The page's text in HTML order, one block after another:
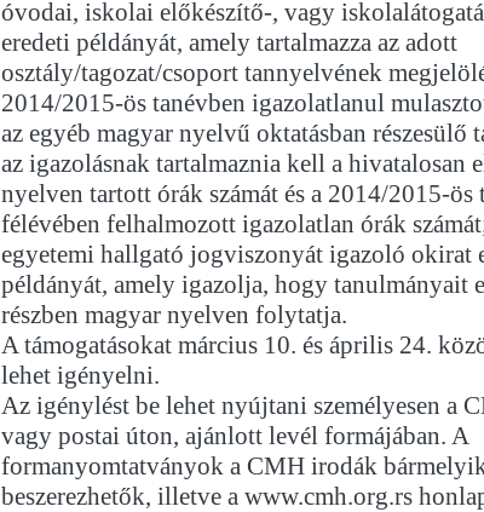
óvodai, iskolai előkészítő-, vagy
eredeti példányát, amely tartalmazza az adott
osztály/tagozat/csoport tannyelvének
2014/2015-ös tanévben igazolatlanul
az egyéb magyar nyelvű oktatásban részesülő
az igazolásnak tartalmaznia kell a hivatalosan
nyelven tartott órák számát és a 2014/2015-ös
félévében felhalmozott igazolatlan órák
egyetemi hallgató jogviszonyát igazoló okirat
példányát, amely igazolja, hogy tanulmányait
részben magyar nyelven folytatja.
A támogatásokat március 10. és április 24.
lehet igényelni.
Az igénylést be lehet nyújtani személyesen a
vagy postai úton, ajánlott levél formájában. A
formanyomtatványok a CMH irodák
beszerezhetők, illetve a www.cmh.org.rs